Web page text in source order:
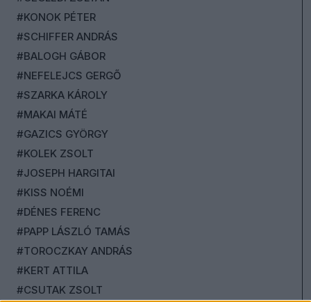
#KONOK PÉTER
#SCHIFFER ANDRÁS
#BALOGH GÁBOR
#NEFELEJCS GERGŐ
#SZARKA KÁROLY
#MAKAI MÁTÉ
#GAZICS GYÖRGY
#KOLEK ZSOLT
#JOSEPH HARGITAI
#KISS NOÉMI
#DÉNES FERENC
#PAPP LÁSZLÓ TAMÁS
#TOROCZKAY ANDRÁS
#KERT ATTILA
#CSUTAK ZSOLT